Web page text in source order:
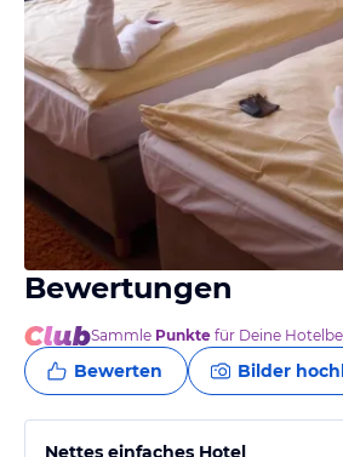
von Ralf, März 2016
Bewertungen
Sammle Punkte für Deine
Bewerten Bilder
Nettes einfaches Hotel